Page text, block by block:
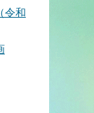
令和